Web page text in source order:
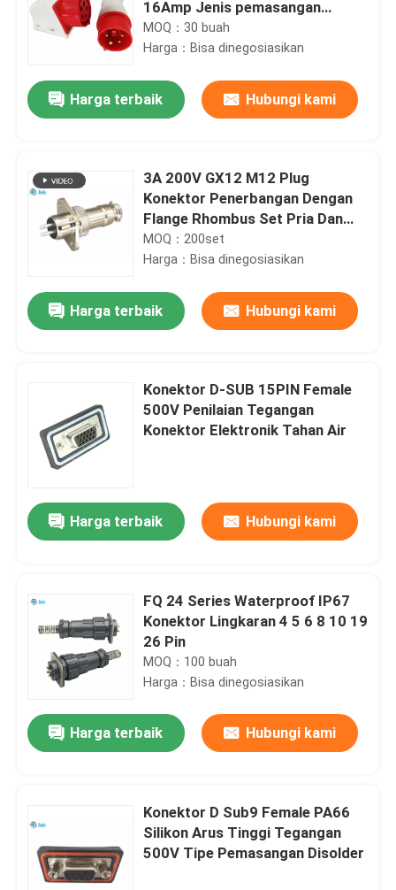
16Amp Jenis pemasangan
dinding
MOQ：30 buah
Harga：Bisa dinegosiasikan
Harga terbaik Hubungi kami
3A 200V GX12 M12 Plug
Konektor Penerbangan Dengan
Flange Rhombus Set Pria Dan
Wanita
MOQ：200set
Harga：Bisa dinegosiasikan
Harga terbaik Hubungi kami
Konektor D-SUB 15PIN Female
500V Penilaian Tegangan
Konektor Elektronik Tahan Air
Harga terbaik Hubungi kami
FQ 24 Series Waterproof IP67
Konektor Lingkaran 4 5 6 8 10 19
26 Pin
MOQ：100 buah
Harga：Bisa dinegosiasikan
Harga terbaik Hubungi kami
Konektor D Sub9 Female PA66
Silikon Arus Tinggi Tegangan
500V Tipe Pemasangan Disolder